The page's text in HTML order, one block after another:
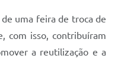
uma feira de troca de
com isso, contribuíram
a reutilização e a